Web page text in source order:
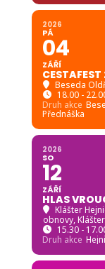
2026
PÁ
04
ZÁŘÍ
Beseda
18.00 -
Druh akce
Přednáška
2026
SO
12
ZÁŘÍ
HLAS
Klášter
obnovy,
15.30 -
Druh akce